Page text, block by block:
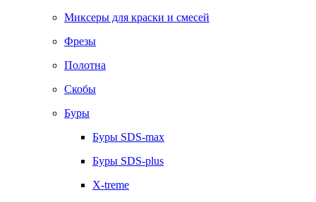
Миксеры для краски и смесей
Фрезы
Полотна
Скобы
Буры
Буры SDS-max
Буры SDS-plus
X-treme